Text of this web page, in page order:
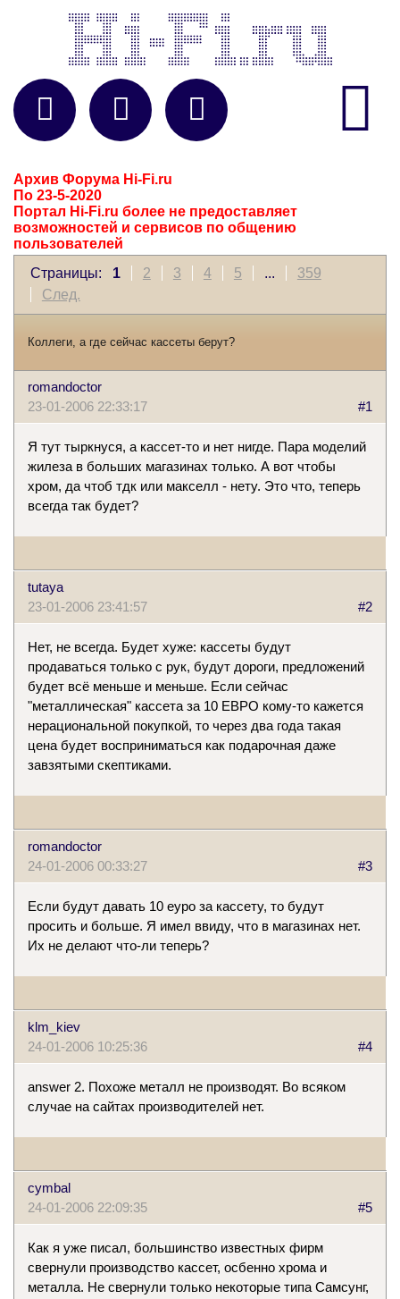
   
Архив Форума Hi-Fi.ru
По 23-5-2020
Портал Hi-Fi.ru более не предоставляет
возможностей и сервисов по общению
пользователей
Страницы:
1 2 3 4 5 ...
359
След.
Коллеги, а где сейчас кассеты берут?
romandoctor
#1
23-01-2006 22:33:17
Я тут тыркнуся, а кассет-то и нет нигде. Пара моделий
жилеза в больших магазинах только. А вот чтобы
хром, да чтоб тдк или макселл - нету. Это что, теперь
всегда так будет?
tutaya
#2
23-01-2006 23:41:57
Нет, не всегда. Будет хуже: кассеты будут
продаваться только с рук, будут дороги, предложений
будет всё меньше и меньше. Если сейчас
"металлическая" кассета за 10 ЕВРО кому-то кажется
нерациональной покупкой, то через два года такая
цена будет восприниматься как подарочная даже
завзятыми скептиками.
romandoctor
#3
24-01-2006 00:33:27
Если будут давать 10 еуро за кассету, то будут
просить и больше. Я имел ввиду, что в магазинах нет.
Их не делают что-ли теперь?
klm_kiev
#4
24-01-2006 10:25:36
answer 2. Похоже металл не производят. Во всяком
случае на сайтах производителей нет.
cymbal
#5
24-01-2006 22:09:35
Как я уже писал, большинство известных фирм
свернули производство кассет, осбенно хрома и
металла. Не свернули только некоторые типа Самсунг,